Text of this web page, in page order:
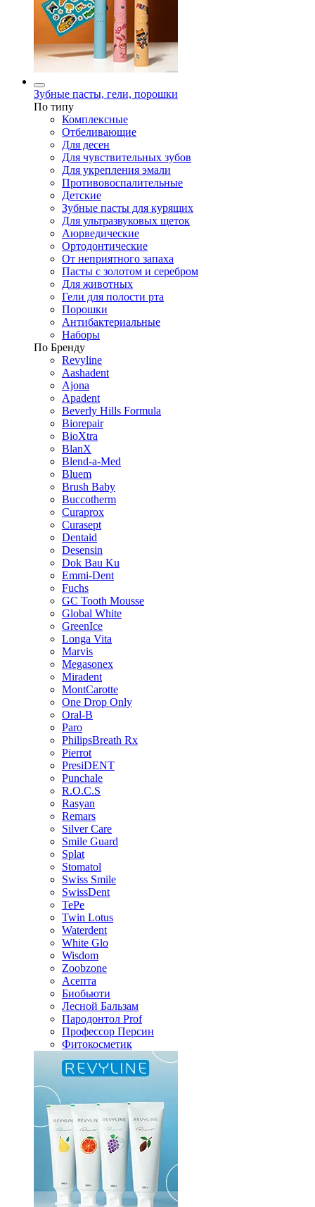
Зубные пасты, гели, порошки
По типу
Комплексные
Отбеливающие
Для десен
Для чувствительных зубов
Для укрепления эмали
Противовоспалительные
Детские
Зубные пасты для курящих
Для ультразвуковых щеток
Аюрведические
Ортодонтические
От неприятного запаха
Пасты с золотом и серебром
Для животных
Гели для полости рта
Порошки
Антибактериальные
Наборы
По Бренду
Revyline
Aashadent
Ajona
Apadent
Beverly Hills Formula
Biorepair
BioXtra
BlanX
Blend-a-Med
Bluem
Brush Baby
Buccotherm
Curaprox
Curasept
Dentaid
Desensin
Dok Bau Ku
Emmi-Dent
Fuchs
GC Tooth Mousse
Global White
GreenIce
Longa Vita
Marvis
Megasonex
Miradent
MontCarotte
One Drop Only
Oral-B
Paro
PhilipsBreath Rx
Pierrot
PresiDENT
Punchale
R.O.C.S
Rasyan
Remars
Silver Care
Smile Guard
Splat
Stomatol
Swiss Smile
SwissDent
TePe
Twin Lotus
Waterdent
White Glo
Wisdom
Zoobzone
Асепта
Биобьюти
Лесной Бальзам
Пародонтол Prof
Профессор Персин
Фитокосметик